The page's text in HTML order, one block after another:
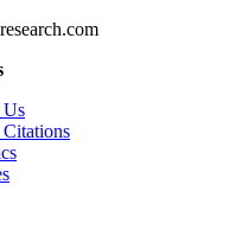
Us